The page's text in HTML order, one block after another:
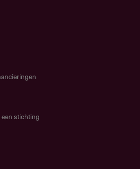
(jaaroverzicht en
dekkingsplan
(bij middelgrote en grote
en/of (uniforme)
uploaden
stichting